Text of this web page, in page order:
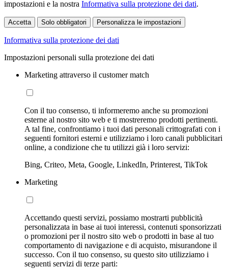
impostazioni e la nostra Informativa sulla protezione dei dati.
Accetta Solo obbligatori Personalizza le impostazioni
Informativa sulla protezione dei dati
Impostazioni personali sulla protezione dei dati
Marketing attraverso il customer match
Con il tuo consenso, ti informeremo anche su promozioni
esterne al nostro sito web e ti mostreremo prodotti pertinenti.
A tal fine, confrontiamo i tuoi dati personali crittografati con i
seguenti fornitori esterni e utilizziamo i loro canali pubblicitari
online, a condizione che tu utilizzi già i loro servizi:
Bing, Criteo, Meta, Google, LinkedIn, Printerest, TikTok
Marketing
Accettando questi servizi, possiamo mostrarti pubblicità
personalizzata in base ai tuoi interessi, contenuti sponsorizzati
o promozioni per il nostro sito web o prodotti in base al tuo
comportamento di navigazione e di acquisto, misurandone il
successo. Con il tuo consenso, su questo sito utilizziamo i
seguenti servizi di terze parti: